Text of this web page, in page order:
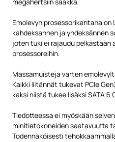
Emolevyn prosessorikantana on
kahdeksannen ja yhdeksännen
joten tuki ei rajaudu pelkästään
prosessoreihin.
Massamuisteja varten
Kaikki liitännät tukevat PCIe
kaksi niistä tukee lisäksi SATA 6
Tiedotteessa ei myöskään
minitietokoneiden saatavuutta
Todennäköisesti